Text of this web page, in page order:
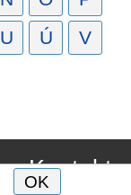
U Ú
V
Kontakt
OK